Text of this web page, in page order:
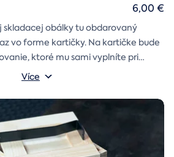
skladacej obálky tu obdarovaný
vo forme kartičky. Na kartičke bude
ktoré mu sami vyplníte pri
Více
6,00 €